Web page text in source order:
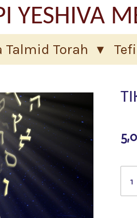
YESHIVA
Talmid Torah